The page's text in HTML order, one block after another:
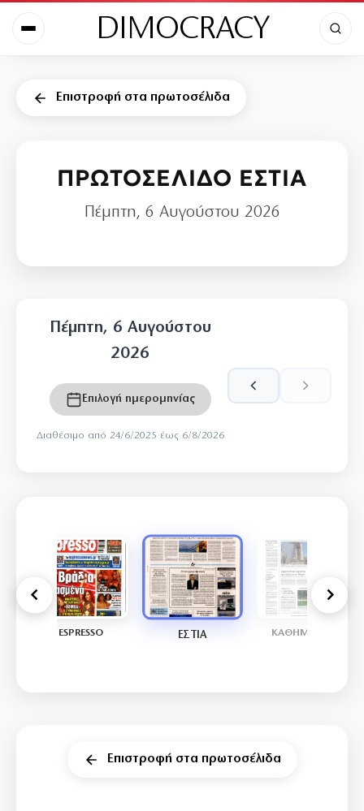
DIMOCRACY
Επιστροφή στα πρωτοσέλιδα
ΠΡΩΤΟΣΕΛΙΔΟ ΕΣΤΙΑ
Πέμπτη, 6 Αυγούστου 2026
Πέμπτη, 6 Αυγούστου
2026
Επιλογή ημερομηνίας
Διαθέσιμο από 24/6/2025 έως 6/8/2026
ESPRESSO ΕΣΤΙΑ ΚΑΘΗΜΕΡΙΝΗ
Επιστροφή στα πρωτοσέλιδα